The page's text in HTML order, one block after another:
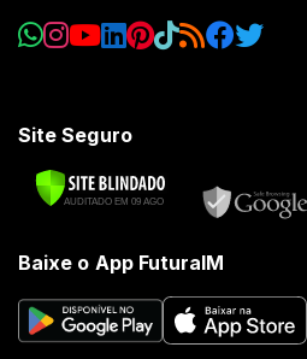
Site Seguro
Baixe o App FuturaIM